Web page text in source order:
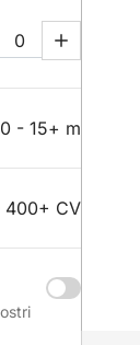
0 - 15+ m
400+ CV